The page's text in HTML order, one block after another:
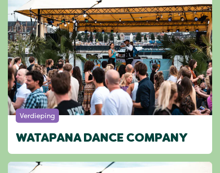
Verdieping
WATAPANA DANCE COMPANY